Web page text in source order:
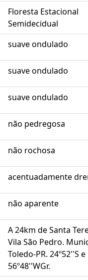
Floresta Estacional
Semidecidual
suave ondulado
suave ondulado
suave ondulado
não pedregosa
não rochosa
acentuadamente
não aparente
A 24km de Santa
Vila São Pedro.
Toledo-PR. 24º52''S e
56º48''WGr.